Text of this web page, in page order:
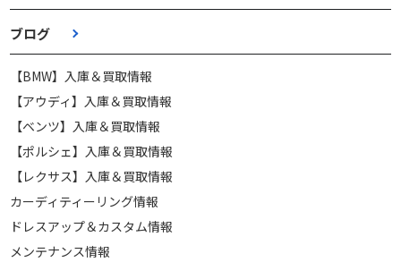
ブログ
【BMW】入庫＆買取情報
【アウディ】入庫＆買取情報
【ベンツ】入庫＆買取情報
【ポルシェ】入庫＆買取情報
【レクサス】入庫＆買取情報
カーディティーリング情報
ドレスアップ＆カスタム情報
メンテナンス情報